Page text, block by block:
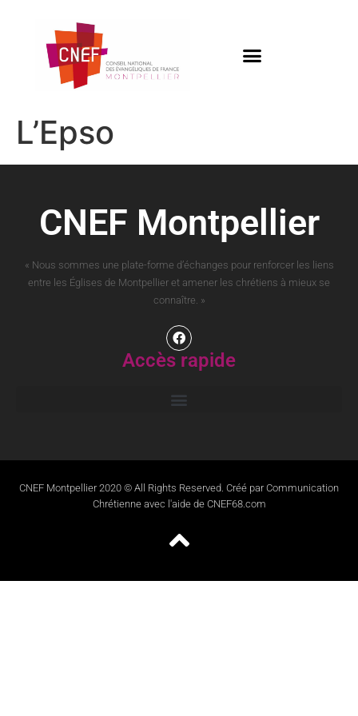
L’Epso
CNEF Montpellier
« Nous sommes une plate-forme d’échanges pour renforcer les liens
entre les Églises de Montpellier et amener les chrétiens à mieux se
connaître. »
Accès rapide
CNEF Montpellier 2020 © All Rights Reserved. Créé par Communication
Chrétienne avec l'aide de CNEF68.com